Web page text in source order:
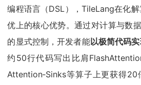
编程语言（DSL），TileLang在化
优上的核心优势。通过对计算与数
的显式控制，开发者能以极简代码
约50行代码写出比肩
Attention‑Sinks等算子上更获得20